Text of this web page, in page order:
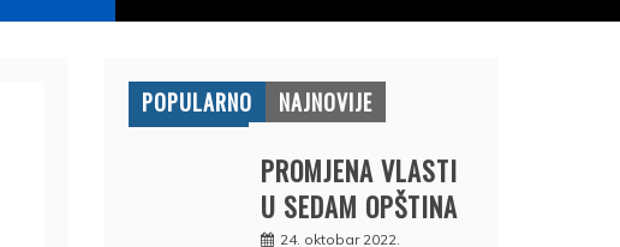
POPULARNO NAJNOVIJE
PROMJENA VLASTI
U SEDAM OPŠTINA
24. oktobar 2022.